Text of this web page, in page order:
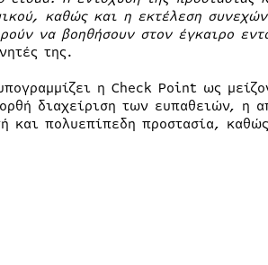
καθώς και η εκτέλεση
να βοηθήσουν στον έγκαιρο
της.
η Check Point ως
διαχείριση των ευπαθειών, η
και πολυεπίπεδη προστασία,